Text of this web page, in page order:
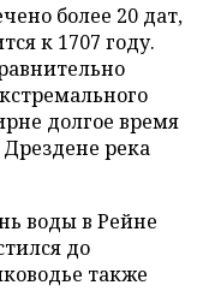
более 20 дат,
к 1707 году.
долгое время
Дрездене река
воды в Рейне
до
также